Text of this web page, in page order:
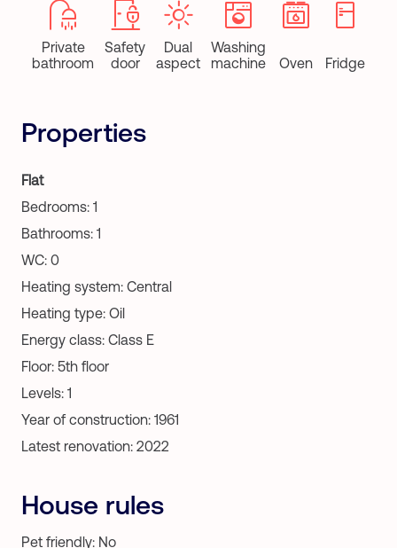
Properties
Flat
Bedrooms: 1
Bathrooms: 1
WC: 0
Heating system: Central
Heating type: Oil
Energy class: Class Ε
Floor: 5th floor
Levels: 1
Year of construction: 1961
Latest renovation: 2022
House rules
Pet friendly: No
Private
bathroom
Safety
door
Dual
aspect
Washing
machine
Oven Fridge